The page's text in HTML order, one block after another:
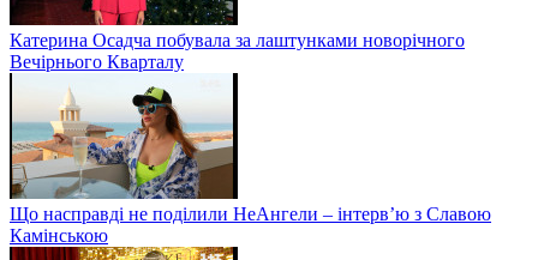
Катерина Осадча побувала за лаштунками новорічного
Вечірнього Кварталу
Що насправді не поділили НеАнгели – інтерв’ю з Славою
Камінською